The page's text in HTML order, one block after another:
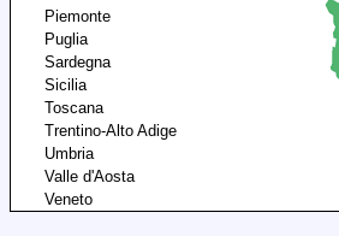
Piemonte
Puglia
Sardegna
Sicilia
Toscana
Trentino-Alto Adige
Umbria
Valle d'Aosta
Veneto